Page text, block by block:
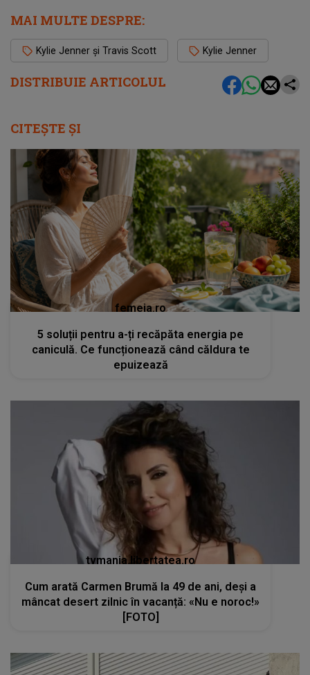
DISTRIBUIE ARTICOLUL
MAI MULTE DESPRE:
Kylie Jenner și Travis Scott Kylie Jenner
CITEȘTE ȘI
femeia.ro
5 soluții pentru a-ți recăpăta energia pe
caniculă. Ce funcționează când căldura te
epuizează
tvmania.libertatea.ro
Cum arată Carmen Brumă la 49 de ani, deși a
mâncat desert zilnic în vacanță: «Nu e noroc!»
[FOTO]